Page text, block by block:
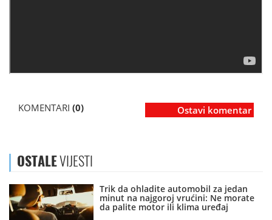
KOMENTARI (0) Ostavi komentar
OSTALEVIJESTI
Trik da ohladite automobil za jedan
minut na najgoroj vrućini: Ne morate
da palite motor ili klima uređaj